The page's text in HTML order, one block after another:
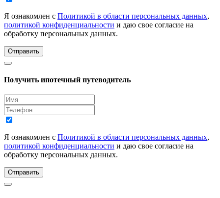
Я ознакомлен с Политикой в области персональных данных,
политикой конфиденциальности и даю свое согласие на
обработку персональных данных.
Отправить
Получить ипотечный путеводитель
Я ознакомлен с Политикой в области персональных данных,
политикой конфиденциальности и даю свое согласие на
обработку персональных данных.
Отправить